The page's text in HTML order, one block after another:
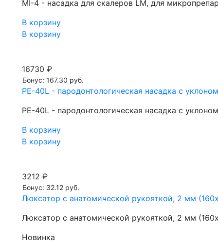
MI-4 - насадка для скалеров LM, для
В корзину
В корзину
16730 ₽
Бонус: 167.30 руб.
PE-40L - пародонтологическая насадка с
PE-40L - пародонтологическая насадка с
В корзину
В корзину
3212 ₽
Бонус: 32.12 руб.
Люксатор с анатомической рукояткой, 2 мм
Люксатор с анатомической рукояткой, 2 мм
Новинка